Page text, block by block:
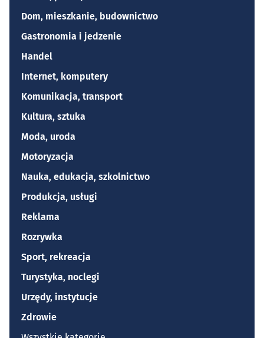
Dom, mieszkanie, budownictwo
Gastronomia i jedzenie
Handel
Internet, komputery
Komunikacja, transport
Kultura, sztuka
Moda, uroda
Motoryzacja
Nauka, edukacja, szkolnictwo
Produkcja, usługi
Reklama
Rozrywka
Sport, rekreacja
Turystyka, noclegi
Urzędy, instytucje
Zdrowie